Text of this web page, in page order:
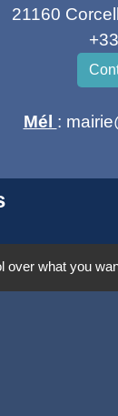
21160
Mél :
d'or
Comté
over what you